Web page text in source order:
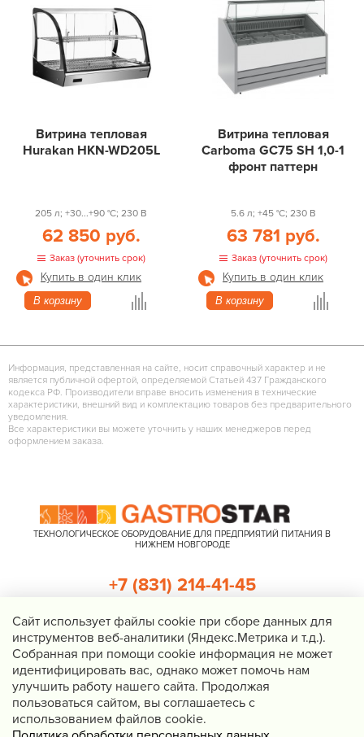
Витрина тепловая
Hurakan HKN-WD205L
205 л; +30...+90 °С; 230 В
62 850 руб.
Заказ (уточнить срок)
Купить в один клик
В корзину
Витрина тепловая
Carboma GC75 SH 1,0-1
фронт паттерн
5.6 л; +45 °С; 230 В
63 781 руб.
Заказ (уточнить срок)
Купить в один клик
В корзину
Информация, представленная на сайте, носит справочный характер и не
является публичной офертой, определяемой Статьей 437 Гражданского
кодекса РФ. Производители вправе вносить изменения в технические
характеристики, внешний вид и комплектацию товаров без предварительного
уведомления.
Все характеристики вы можете уточнить у наших менеджеров перед
оформлением заказа.
ТЕХНОЛОГИЧЕСКОЕ ОБОРУДОВАНИЕ ДЛЯ ПРЕДПРИЯТИЙ ПИТАНИЯ В
НИЖНЕМ НОВГОРОДЕ
Нижний Новгород, Казанское шоссе, д. 4, корп. 3, пом. 1
info@gastrostar.ru
Политика конфиденциальности
+7 (831) 214-41-45
Перезвоните мне
Cайт использует файлы cookie при сборе данных для
инструментов веб-аналитики (Яндекс.Метрика и т.д.).
Собранная при помощи cookie информация не может
идентифицировать вас, однако может помочь нам
улучшить работу нашего сайта. Продолжая
пользоваться сайтом, вы соглашаетесь с
использованием файлов cookie.